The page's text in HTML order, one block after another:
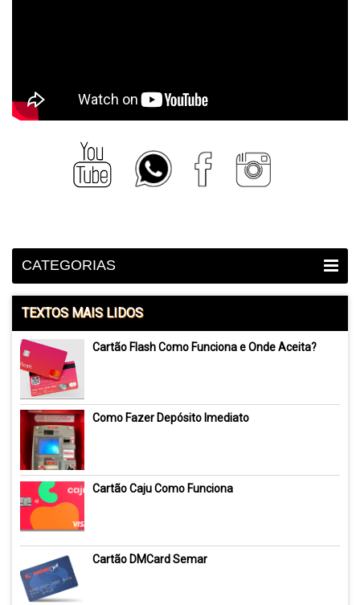
CATEGORIAS
TEXTOS MAIS LIDOS
Cartão Flash Como Funciona e Onde Aceita?
Como Fazer Depósito Imediato
Cartão Caju Como Funciona
Cartão DMCard Semar